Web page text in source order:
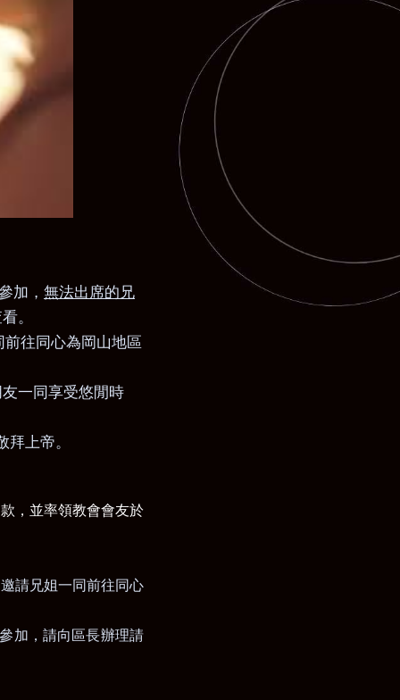
加， 無法出席的兄
。
往同心為岡山地區
一同享受悠閒時
上帝。
，並率領教會會友於
請兄姐一同前往同心
加，請向區長辦理請